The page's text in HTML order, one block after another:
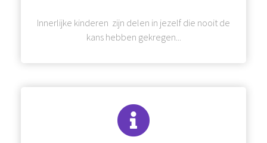
Innerlijke kinderen zijn delen in jezelf die nooit de
kans hebben gekregen...